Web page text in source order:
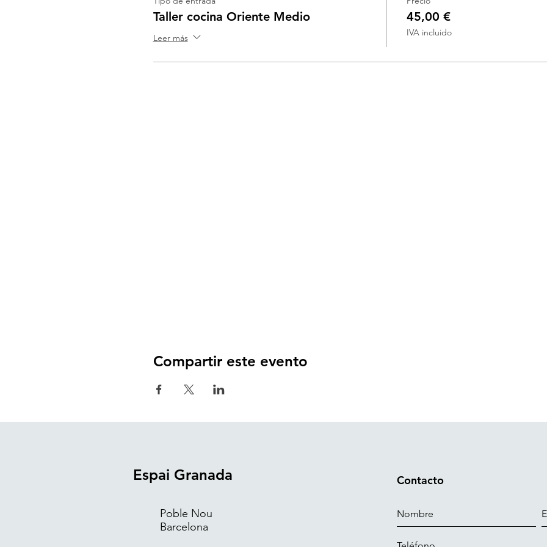
Taller cocina Oriente Medio
Leer más
45,00 €
IVA incluido
Compartir este evento
Espai Granada
Poble Nou
Barcelona
Contacto